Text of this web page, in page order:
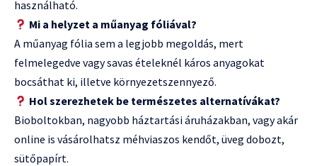
használható.
Mi a helyzet a műanyag fóliával?
A műanyag fólia sem a legjobb megoldás, mert
felmelegedve vagy savas ételeknél káros anyagokat
bocsáthat ki, illetve környezetszennyező.
Hol szerezhetek be természetes alternatívákat?
Bioboltokban, nagyobb háztartási áruházakban, vagy akár
online is vásárolhatsz méhviaszos kendőt, üveg dobozt,
sütőpapírt.